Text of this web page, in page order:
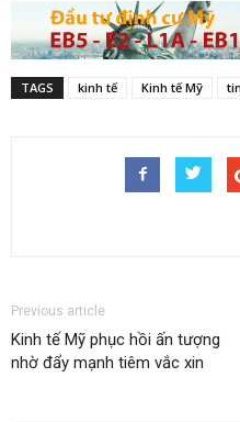
TAGS kinh tế Kinh tế Mỹ
Previous article
Kinh tế Mỹ phục hồi ấn tượng
nhờ đẩy mạnh tiêm vắc xin